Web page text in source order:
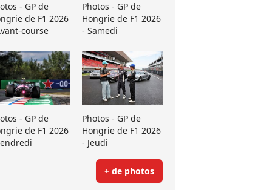
- GP de
de F1 2026
course
Photos - GP de
Hongrie de F1 2026
- Samedi
- GP de
de F1 2026
Photos - GP de
Hongrie de F1 2026
- Jeudi
+ de photos